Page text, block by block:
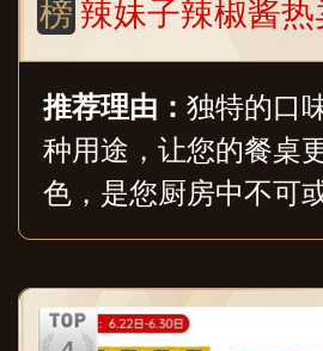
榜 辣妹子辣椒酱
推荐理由： 独特的口
种用途，让您的餐桌
色，是您厨房中不可